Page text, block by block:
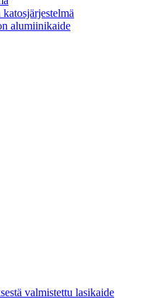
alumiinikaide
valmistettu lasikaide